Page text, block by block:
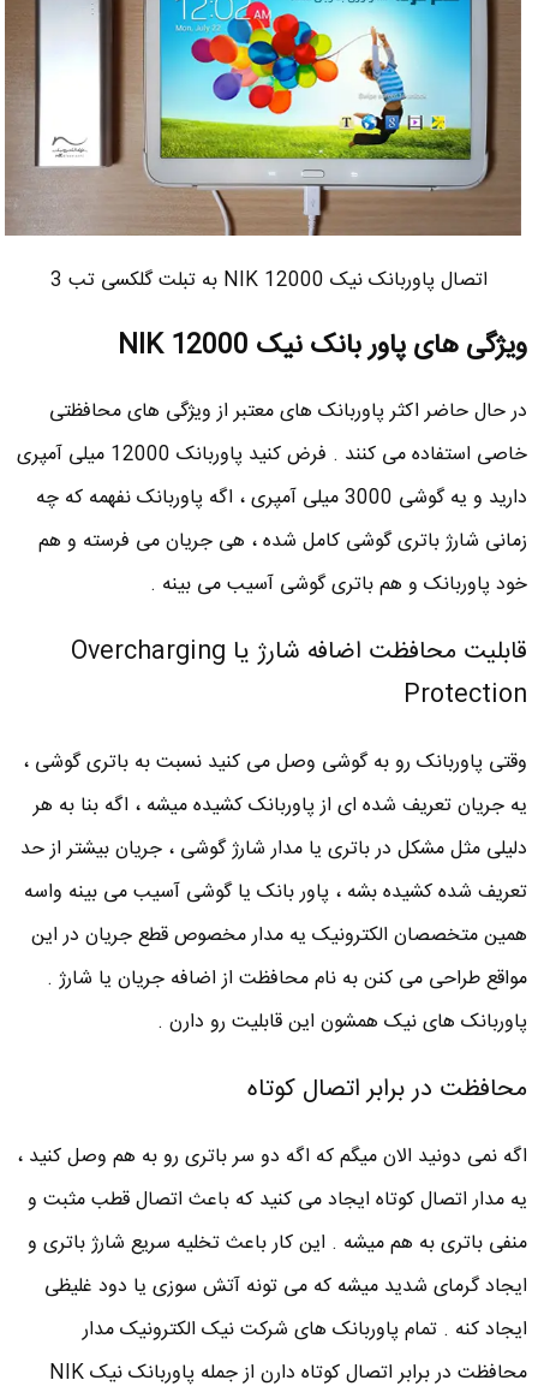
اتصال پاوربانک نیک NIK 12000 به تبلت گلکسی تب 3
ویژگی های پاور بانک نیک NIK 12000
در حال حاضر اکثر پاوربانک های معتبر از ویژگی های محافظتی
خاصی استفاده می کنند . فرض کنید پاوربانک 12000 میلی آمپری
دارید و یه گوشی 3000 میلی آمپری ، اگه پاوربانک نفهمه که چه
زمانی شارژ باتری گوشی کامل شده ، هی جریان می فرسته و هم
خود پاوربانک و هم باتری گوشی آسیب می بینه .
قابلیت محافظت اضافه شارژ یا Overcharging
Protection
وقتی پاوربانک رو به گوشی وصل می کنید نسبت به باتری گوشی ،
یه جریان تعریف شده ای از پاوربانک کشیده میشه ، اگه بنا به هر
دلیلی مثل مشکل در باتری یا مدار شارژ گوشی ، جریان بیشتر از حد
تعریف شده کشیده بشه ، پاور بانک یا گوشی آسیب می بینه واسه
همین متخصصان الکترونیک یه مدار مخصوص قطع جریان در این
مواقع طراحی می کنن به نام محافظت از اضافه جریان یا شارژ .
پاوربانک های نیک همشون این قابلیت رو دارن .
محافظت در برابر اتصال کوتاه
اگه نمی دونید الان میگم که اگه دو سر باتری رو به هم وصل کنید ،
یه مدار اتصال کوتاه ایجاد می کنید که باعث اتصال قطب مثبت و
منفی باتری به هم میشه . این کار باعث تخلیه سریع شارژ باتری و
ایجاد گرمای شدید میشه که می تونه آتش سوزی یا دود غلیظی
ایجاد کنه . تمام پاوربانک های شرکت نیک الکترونیک مدار
محافظت در برابر اتصال کوتاه دارن از جمله پاوربانک نیک NIK